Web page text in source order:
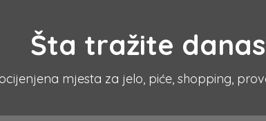
Šta tražite
mjesta za jelo, piće, shopping,